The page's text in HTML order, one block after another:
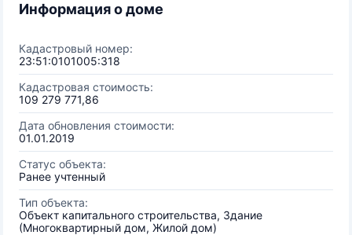
Информация о доме
Кадастровый номер:
23:51:0101005:318
Кадастровая стоимость:
109 279 771,86
Дата обновления стоимости:
01.01.2019
Статус объекта:
Ранее учтенный
Тип объекта:
Объект капитального строительства, Здание
(Многоквартирный дом, Жилой дом)